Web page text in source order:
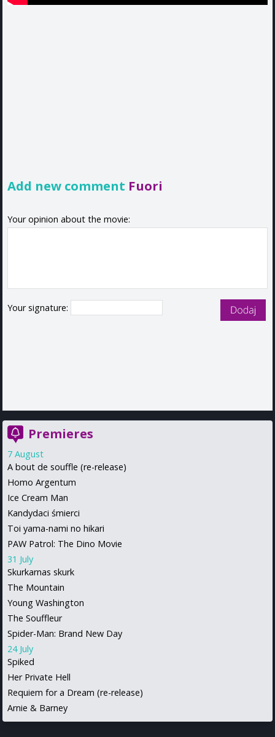
Add new comment Fuori
Your opinion about the movie:
Your signature:
Premieres
7 August
A bout de souffle (re-release)
Homo Argentum
Ice Cream Man
Kandydaci śmierci
Toi yama-nami no hikari
PAW Patrol: The Dino Movie
31 July
Skurkarnas skurk
The Mountain
Young Washington
The Souffleur
Spider-Man: Brand New Day
24 July
Spiked
Her Private Hell
Requiem for a Dream (re-release)
Arnie & Barney